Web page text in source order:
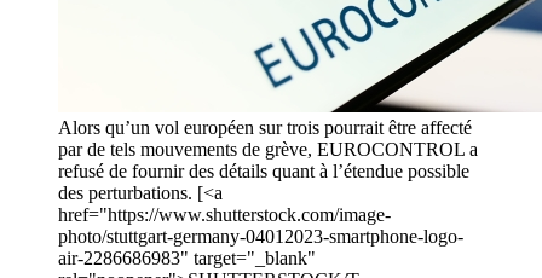
Alors qu’un vol européen sur trois pourrait être affecté
par de tels mouvements de grève, EUROCONTROL a
refusé de fournir des détails quant à l’étendue possible
des perturbations. [<a
href="https://www.shutterstock.com/image-
photo/stuttgart-germany-04012023-smartphone-logo-
air-2286686983" target="_blank"